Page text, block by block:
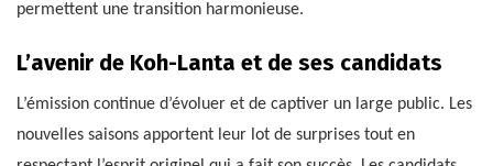
permettent une transition harmonieuse.
L’avenir de Koh-Lanta et de ses candidats
L’émission continue d’évoluer et de captiver un large public. Les
nouvelles saisons apportent leur lot de surprises tout en